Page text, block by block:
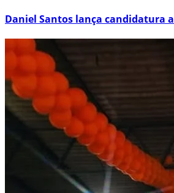
Daniel Santos lança candidatura